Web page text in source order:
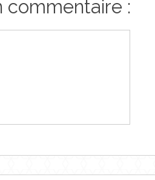
commentaire :